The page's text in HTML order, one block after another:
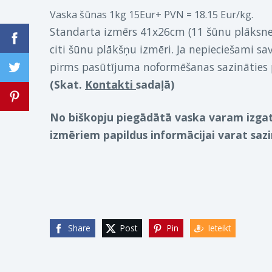
Vaska šūnas 1kg 15Eur+ PVN = 18.15 Eur/kg.
Standarta izmērs 41x26cm (11 šūnu
citi šūnu plākšņu izmēri. Ja nepieciešami
(Skat. Kontakti sadaļā)
No biškopju piegādātā vaska varam
izmēriem papildus informācijai varat
Share Post Pin Ieteikt